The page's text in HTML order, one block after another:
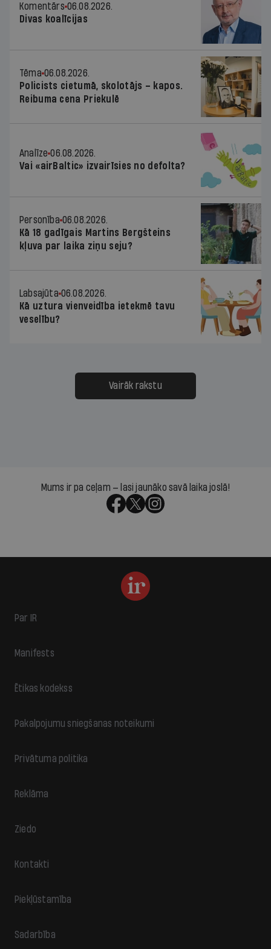
Komentārs 06.08.2026.
Divas koalīcijas
Tēma 06.08.2026.
Policists cietumā, skolotājs – kapos.
Reibuma cena Priekulē
Analīze 06.08.2026.
Vai «airBaltic» izvairīsies no defolta?
Personība 06.08.2026.
Kā 18 gadīgais Martins Bergšteins
kļuva par laika ziņu seju?
Labsajūta 06.08.2026.
Kā uztura vienveidība ietekmē tavu
veselību?
Vairāk rakstu
Mums ir pa ceļam — lasi jaunāko savā laika joslā!
Par IR
Manifests
Ētikas kodekss
Pakalpojumu sniegšanas noteikumi
Privātuma politika
Reklāma
Ziedo
Kontakti
Piekļūstamība
Sadarbība